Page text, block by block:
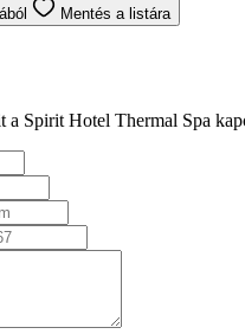
Mentés a listára
a Spirit Hotel Thermal Spa